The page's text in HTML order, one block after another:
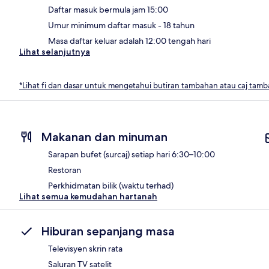
Daftar masuk bermula jam 15:00
Umur minimum daftar masuk - 18 tahun
Masa daftar keluar adalah 12:00 tengah hari
Lihat selanjutnya
*Lihat fi dan dasar untuk mengetahui butiran tambahan atau caj
Makanan dan minuman
Sarapan bufet (surcaj) setiap hari 6:30–10:00
Restoran
Perkhidmatan bilik (waktu terhad)
Lihat semua kemudahan hartanah
Hiburan sepanjang masa
Televisyen skrin rata
Saluran TV satelit